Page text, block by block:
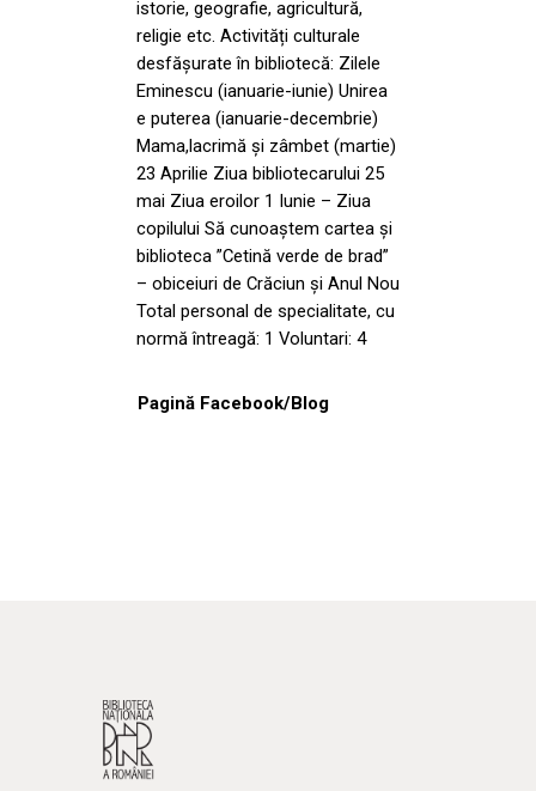
istorie, geografie, agricultură,
religie etc. Activități culturale
desfășurate în bibliotecă: Zilele
Eminescu (ianuarie-iunie) Unirea
e puterea (ianuarie-decembrie)
Mama,lacrimă și zâmbet (martie)
23 Aprilie Ziua bibliotecarului 25
mai Ziua eroilor 1 Iunie – Ziua
copilului Să cunoaștem cartea și
biblioteca ”Cetină verde de brad”
– obiceiuri de Crăciun și Anul Nou
Total personal de specialitate, cu
normă întreagă: 1 Voluntari: 4
Pagină Facebook/Blog